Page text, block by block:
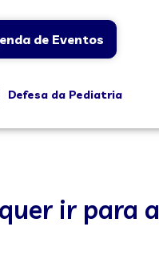
de Eventos
Defesa da Pediatria
ir para a